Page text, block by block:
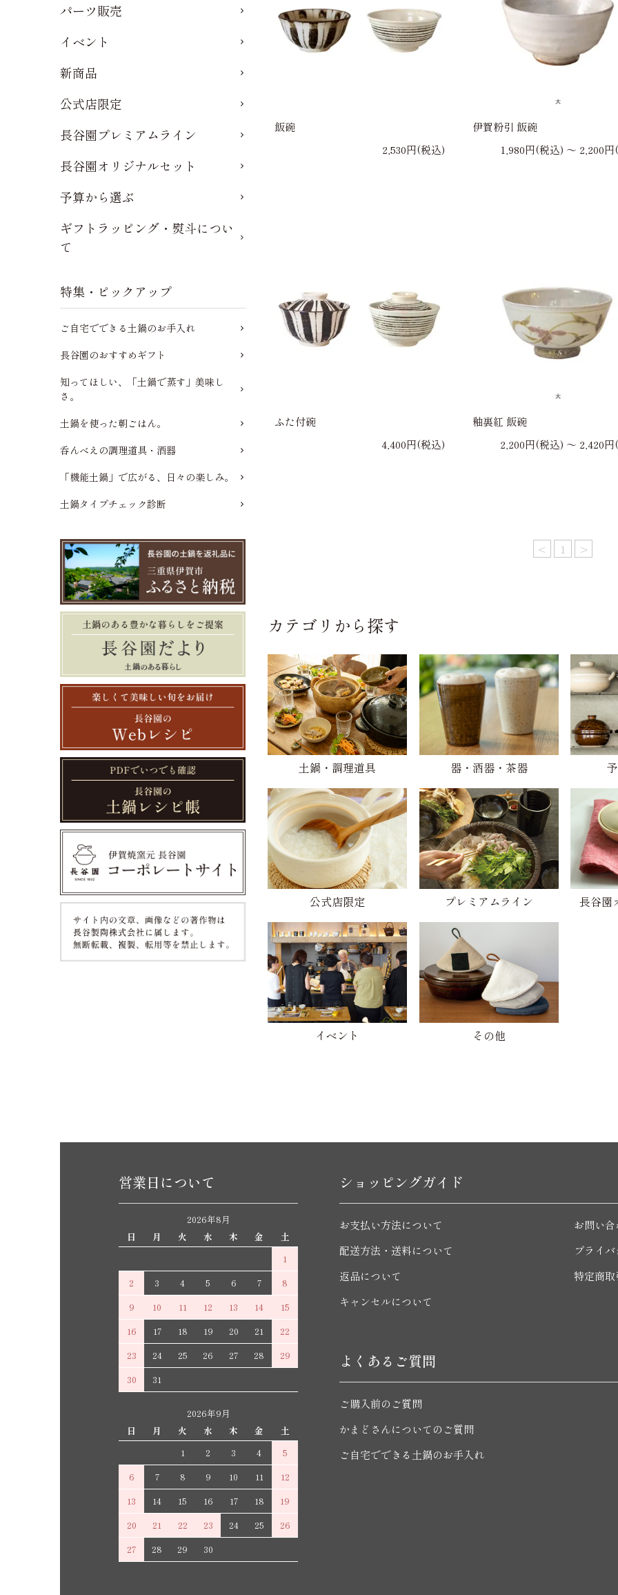
飯碗
2,530円(税込)
伊賀粉引 飯碗
1,980円(税込) 〜 2,200
ふた付碗
4,400円(税込)
釉裏紅 飯碗
2,200円(税込) 〜 2,420
< 1 >
カテゴリから探す
土鍋・調理道具 器・酒器・茶器
公式店限定 プレミアムライン 長谷園
イベント その他
パーツ販売
イベント
新商品
公式店限定
長谷園プレミアムライン
長谷園オリジナルセット
予算から選ぶ
ギフトラッピング・熨斗につい
て
特集・ピックアップ
ご自宅でできる土鍋のお手入れ
長谷園のおすすめギフト
知ってほしい、「土鍋で蒸す」美味し
さ。
土鍋を使った朝ごはん。
呑んべえの調理道具・酒器
「機能土鍋」で広がる、日々の楽しみ。
土鍋タイプチェック診断
営業日について
2026年8月
日
月 火 水 木 金
土
1
2
3 4 5 6 7
8
9
10 11 12 13 14
15
16
17 18 19 20 21
22
23
24 25 26 27 28
29
30
31
2026年9月
日
月 火 水 木 金
土
1
2 3 4
5
6
7 8 9 10 11
12
13
14 15 16 17 18
19
20
21 22 23 24 25
26
27
28 29 30
ショッピングガイド
お支払い方法について
配送方法・送料について
返品について
キャンセルについて
お問い
プライ
特定商
よくあるご質問
ご購入前のご質問
かまどさんについてのご質問
ご自宅でできる土鍋のお手入れ